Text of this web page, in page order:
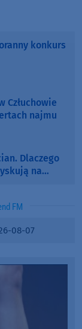
konkurs
Człuchowie
najmu
Dlaczego
na
FM
08-07